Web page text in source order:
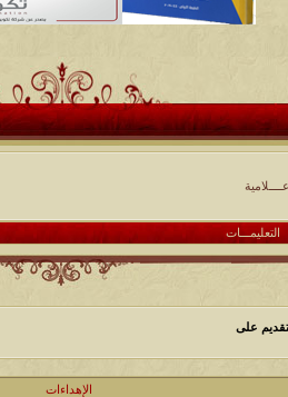
التعليمـــات
على
الإهداءات